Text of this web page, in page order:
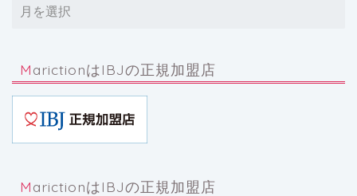
MarictionはIBJの正規加盟店
MarictionはIBJの正規加盟店